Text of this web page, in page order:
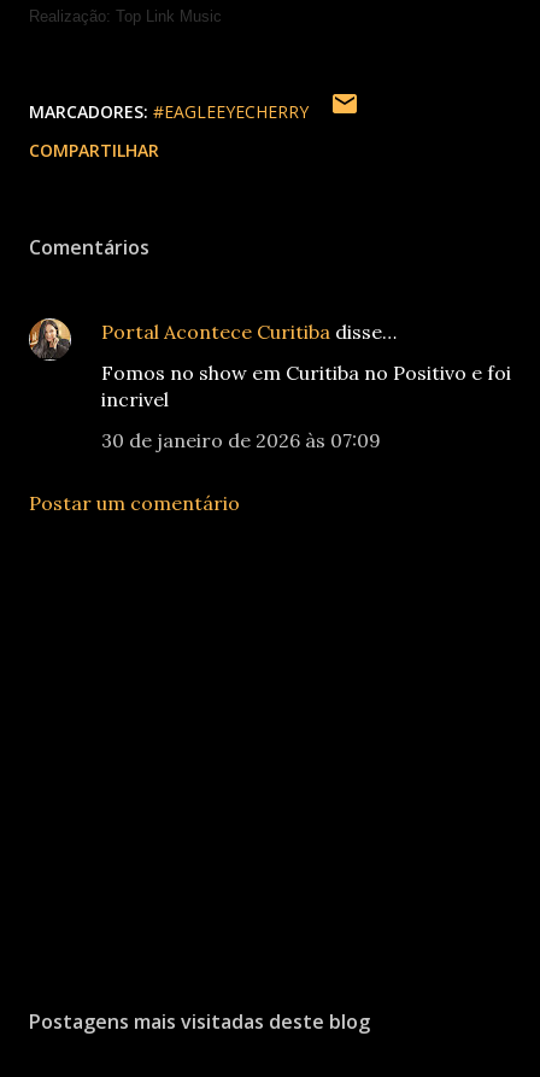
Realização: Top Link Music
MARCADORES: #EAGLEEYECHERRY
COMPARTILHAR
Comentários
Portal Acontece Curitiba disse…
Fomos no show em Curitiba no Positivo e foi
incrivel
30 de janeiro de 2026 às 07:09
Postar um comentário
Postagens mais visitadas deste blog